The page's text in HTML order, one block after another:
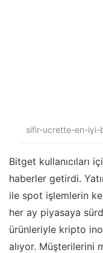
sifir-ucrette-en-iyi-
Bitget kullanıcıları
haberler getirdi.
ile spot işlemlerin
her ay piyasaya
ürünleriyle kripto
alıyor. Müşterilerini